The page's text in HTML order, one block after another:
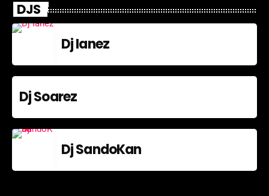
DJS
Dj Ianez
Dj Soarez
Dj SandoKan